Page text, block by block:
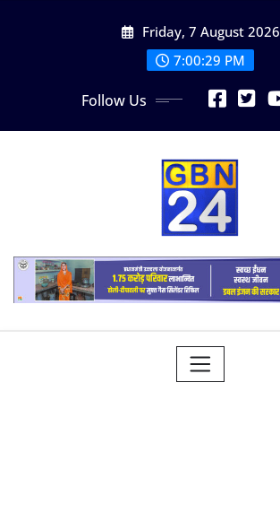
Friday, 7 August 2026
7:00:30 PM
Follow Us